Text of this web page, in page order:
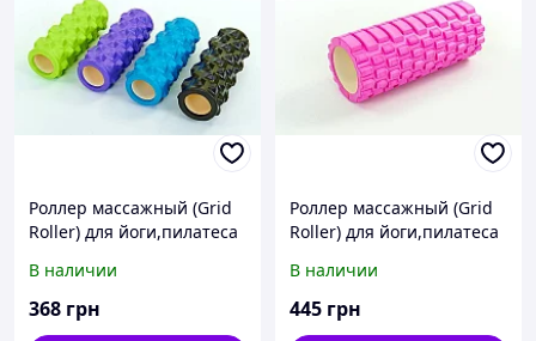
Роллер массажный (Grid
Roller) для йоги,пилатеса
В наличии
368 грн
Роллер массажный (Grid
Roller) для йоги,пилатеса
14 см
В наличии
445 грн